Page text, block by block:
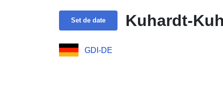
Set de date Kuhardt-
GDI-DE